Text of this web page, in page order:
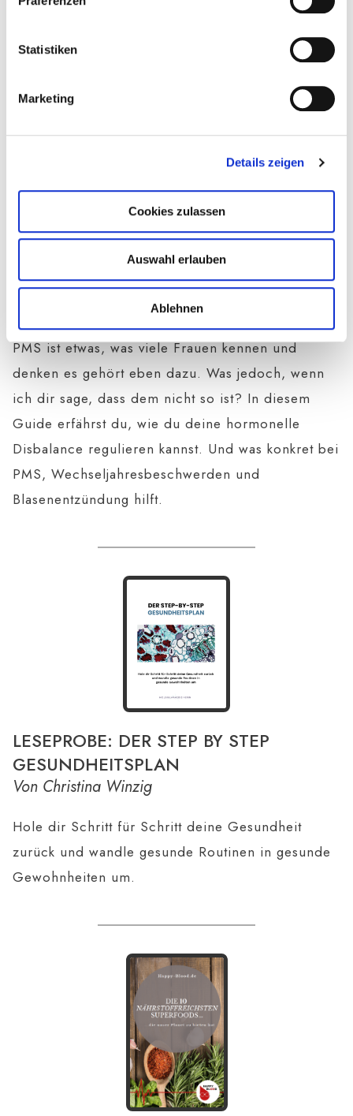
jederzeit widerrufen oder ändern zu können.
Statistiken
Marketing
Details zeigen
Cookies zulassen
Auswahl erlauben
Ablehnen
Expert:innen kennen und profitiere von ihrem
E-BOOK: RAUS AUS DER HORMON-
ACHTERBAHN
Von Martin Auerswald, M.Sc.
PMS ist etwas, was viele Frauen kennen und
denken es gehört eben dazu. Was jedoch, wenn
ich dir sage, dass dem nicht so ist? In diesem
Guide erfährst du, wie du deine hormonelle
Disbalance regulieren kannst. Und was konkret bei
PMS, Wechseljahresbeschwerden und
Blasenentzündung hilft.
LESEPROBE: DER STEP BY STEP
GESUNDHEITSPLAN
Von Christina Winzig
Hole dir Schritt für Schritt deine Gesundheit
zurück und wandle gesunde Routinen in gesunde
Gewohnheiten um.